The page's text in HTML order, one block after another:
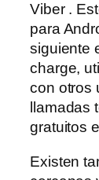
Viber .
para
siguiente
charge,
con otros
llamadas
gratuitos
Existen